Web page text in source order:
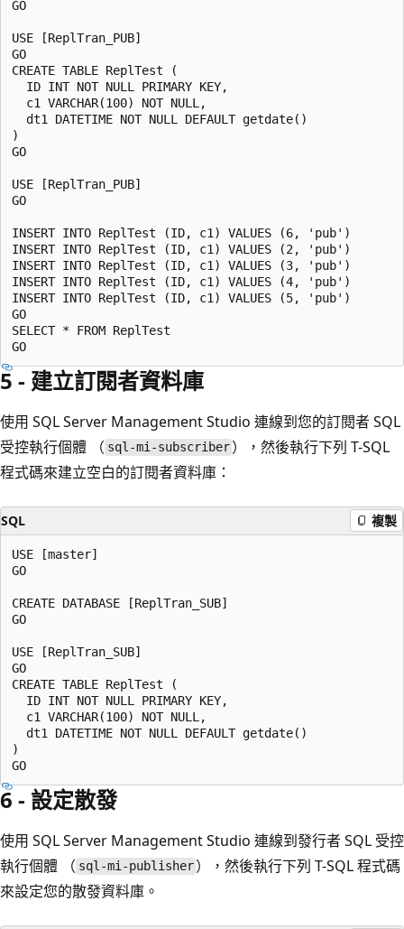
GO
USE [ReplTran_PUB]
GO
CREATE TABLE ReplTest (
  ID INT NOT NULL PRIMARY KEY,
  c1 VARCHAR(100) NOT NULL,
  dt1 DATETIME NOT NULL DEFAULT getdate()
)
GO
USE [ReplTran_PUB]
GO
INSERT INTO ReplTest (ID, c1) VALUES (6, 'pub')
INSERT INTO ReplTest (ID, c1) VALUES (2, 'pub')
INSERT INTO ReplTest (ID, c1) VALUES (3, 'pub')
INSERT INTO ReplTest (ID, c1) VALUES (4, 'pub')
INSERT INTO ReplTest (ID, c1) VALUES (5, 'pub')
GO
SELECT * FROM ReplTest
5 - 建立訂閱者資料庫
使用 SQL Server Management Studio 連線到您的訂閱者 SQL
受控執行個體 （ sql-mi-subscriber ），然後執行下列 T-SQL
程式碼來建立空白的訂閱者資料庫：
SQL 複製
USE [master]
GO
CREATE DATABASE [ReplTran_SUB]
GO
USE [ReplTran_SUB]
GO
CREATE TABLE ReplTest (
  ID INT NOT NULL PRIMARY KEY,
  c1 VARCHAR(100) NOT NULL,
  dt1 DATETIME NOT NULL DEFAULT getdate()
)
6 - 設定散發
使用 SQL Server Management Studio 連線到發行者 SQL 受控
執行個體 （ sql-mi-publisher ），然後執行下列 T-SQL 程式碼
來設定您的散發資料庫。